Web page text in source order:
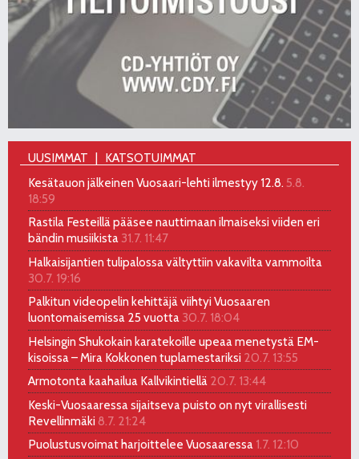
UUSIMMAT
KATSOTUIMMAT
Kesätauon jälkeinen Vuosaari-lehti ilmestyy 12.8. 5.8.
18:59
Rastila Festeillä pääsee nauttimaan ilmaiseksi viiden eri
bändin musiikista 31.7. 11:47
Halkaisijantien tulipalossa vältyttiin vakavilta vammoilta
30.7. 19:16
Palkitun videopelin kehittäjä viihtyi Vuosaaren
luontomaisemissa 25 vuotta 30.7. 18:04
Helsingin Shukokain karatekoille upeaa menetystä EM-
kisoissa – Mira Kokkonen tuplamestariksi 20.7. 13:55
Armotonta kaahailua Kallvikintiellä 20.7. 13:44
Keski-Vuosaaressa sijaitseva puisto on nyt virallisesti
Revellinmäki 8.7. 21:24
Puolustusvoimat harjoittelee Vuosaaressa 1.7. 12:10